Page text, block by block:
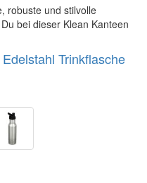
robuste und stilvolle
bei dieser Klean Kanteen
Trinkflasche